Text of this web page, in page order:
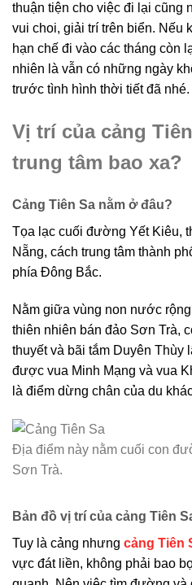
thuận tiện cho việc đi lại cũng
vui choi, giải trí trên biển. Nếu
hạn chế đi vào các tháng còn
nhiên là vẫn có những ngày
trước tình hình thời tiết đã nhé.
Vị trí của cảng
trung tâm bao xa?
Cảng Tiên Sa nằm ở đâu?
Tọa lạc cuối đường Yết Kiêu,
Nẵng, cách trung tâm thành
phía Đông Bắc.
Nằm giữa vùng non nước
thiên nhiên bán đảo Sơn Trà,
thuyết và bãi tắm Duyên Thùy
được vua Minh Mạng và vua
là điểm dừng chân của du
Địa điểm này nằm cuối con
Sơn Trà.
Bản đồ vị trí của cảng Tiên
Tuy là cảng nhưng cảng Tiên
vực đát liền, không phải bao